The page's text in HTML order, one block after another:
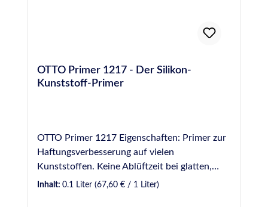
OTTO Primer 1217 - Der Silikon-
Kunststoff-Primer
OTTO Primer 1217 Eigenschaften: Primer zur
Haftungsverbesserung auf vielen
Kunststoffen. Keine Ablüftzeit bei glatten,
nicht saugenden Werkstoffen; ansonsten min.
Inhalt: 0.1 Liter (67,60 € / 1 Liter)